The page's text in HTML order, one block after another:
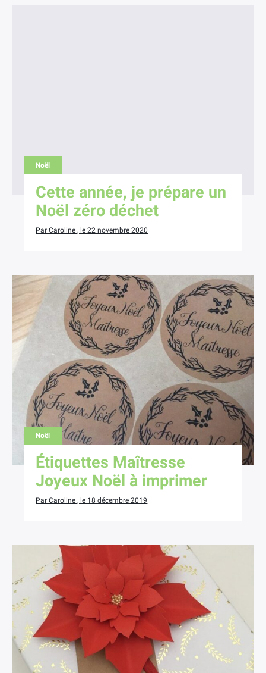
Noël
Cette année, je prépare un
Noël zéro déchet
Par Caroline , le 22 novembre 2020
Noël
Étiquettes Maîtresse
Joyeux Noël à imprimer
Par Caroline , le 18 décembre 2019